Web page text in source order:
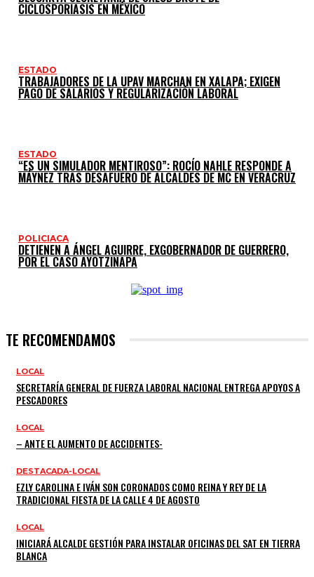
CICLOSPORIASIS EN MÉXICO
ESTADO
TRABAJADORES DE LA UPAV MARCHAN EN XALAPA; EXIGEN
PAGO DE SALARIOS Y REGULARIZACIÓN LABORAL
ESTADO
“ES UN SIMULADOR MENTIROSO”: ROCÍO NAHLE RESPONDE A
MÁYNEZ TRAS DESAFUERO DE ALCALDES DE MC EN VERACRUZ
POLICIACA
DETIENEN A ÁNGEL AGUIRRE, EXGOBERNADOR DE GUERRERO,
POR EL CASO AYOTZINAPA
TE RECOMENDAMOS
LOCAL
SECRETARÍA GENERAL DE FUERZA LABORAL NACIONAL ENTREGA APOYOS A
PESCADORES
LOCAL
– ANTE EL AUMENTO DE ACCIDENTES-
DESTACADA-LOCAL
EZLY CAROLINA E IVÁN SON CORONADOS COMO REINA Y REY DE LA
TRADICIONAL FIESTA DE LA CALLE 4 DE AGOSTO
LOCAL
INICIARÁ ALCALDE GESTIÓN PARA INSTALAR OFICINAS DEL SAT EN TIERRA
BLANCA